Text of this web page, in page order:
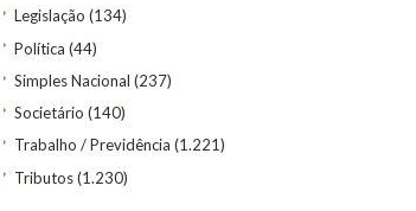
Legislação (134)
Política (44)
Simples Nacional (237)
Societário (140)
Trabalho / Previdência (1.221)
Tributos(1.230)